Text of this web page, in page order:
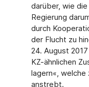
darüber, wie
Regierung
durch
der Flucht zu
24. August
KZ-ähnlichen
lagern«, welche
anstrebt.